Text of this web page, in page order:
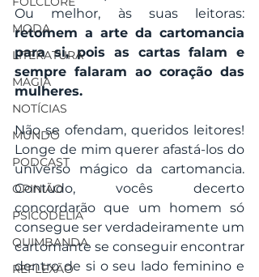
MODA
LITERATURA
MAGIA
NOTÍCIAS
MUNDO
PODCAST
OPINIÃO
PSICODELIA
QUIMBANDA
REFLEXÃO
retomem a arte da cartomancia
para si, pois as cartas falam e
sempre falaram ao coração das
mulheres.
Não se ofendam, queridos leitores!
Longe de mim querer afastá-los do
universo mágico da cartomancia.
Contudo, vocês decerto
concordarão que um homem só
consegue ser verdadeiramente um
cartomante se conseguir encontrar
dentro de si o seu lado feminino e